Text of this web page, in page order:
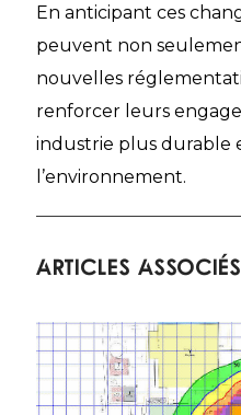
En anticipant ces
peuvent non
nouvelles
renforcer leurs
industrie plus durable
l’environnement.
Articles associés